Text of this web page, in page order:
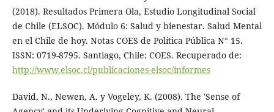
(2018). Resultados Primera Ola, Estudio Longitudinal Social
de Chile (ELSOC). Módulo 6: Salud y bienestar. Salud Mental
en el Chile de hoy. Notas COES de Política Pública N° 15.
ISSN: 0719-8795. Santiago, Chile: COES. Recuperado de:
http://www.elsoc.cl/publicaciones-elsoc/informes
David, N., Newen, A. y Vogeley, K. (2008). The 'Sense of